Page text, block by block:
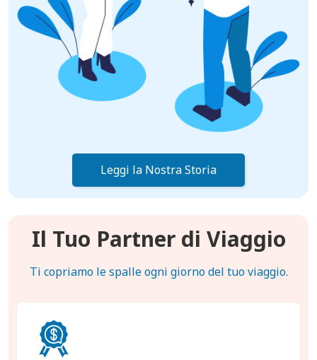
Leggi la Nostra Storia
Il Tuo Partner di Viaggio
Ti copriamo le spalle ogni giorno del tuo viaggio.